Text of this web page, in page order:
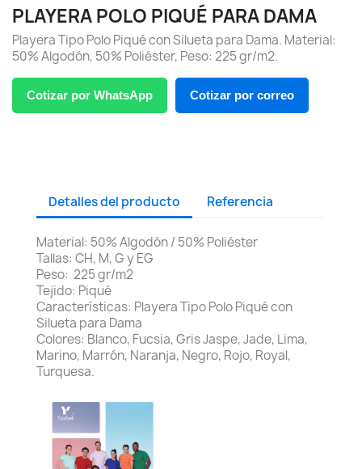
PLAYERA POLO PIQUÉ PARA DAMA
Playera Tipo Polo Piqué con Silueta para Dama. Material:
50% Algodón, 50% Poliéster, Peso: 225 gr/m2.
Cotizar por WhatsApp Cotizar por correo
Detalles del producto Referencia
Material: 50% Algodón / 50% Poliéster
Tallas: CH, M, G y EG
Peso: 225 gr/m2
Tejido: Piqué
Características: Playera Tipo Polo Piqué con
Silueta para Dama
Colores: Blanco, Fucsia, Gris Jaspe, Jade, Lima,
Marino, Marrón, Naranja, Negro, Rojo, Royal,
Turquesa.